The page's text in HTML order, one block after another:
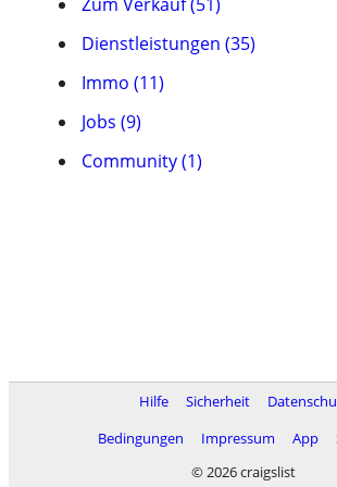
Dienstleistungen (35)
Immo (11)
Jobs (9)
Community (1)
Hilfe Sicherheit
Bedingungen
Impressum App
© 2026 craigslist